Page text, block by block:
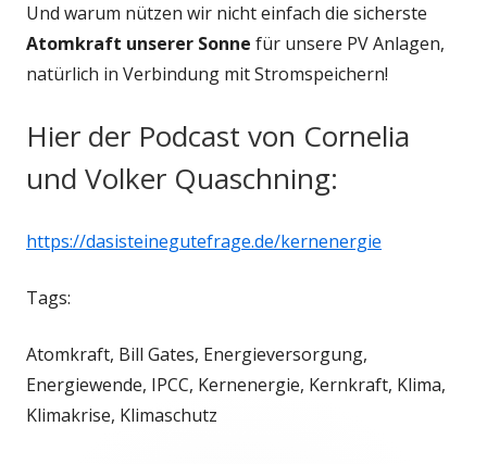
Und warum nützen wir nicht einfach die sicherste
Atomkraft unserer Sonne für unsere PV Anlagen,
natürlich in Verbindung mit Stromspeichern!
Hier der Podcast von Cornelia
und Volker Quaschning:
https://dasisteinegutefrage.de/kernenergie
Tags:
Atomkraft, Bill Gates, Energieversorgung,
Energiewende, IPCC, Kernenergie, Kernkraft, Klima,
Klimakrise, Klimaschutz